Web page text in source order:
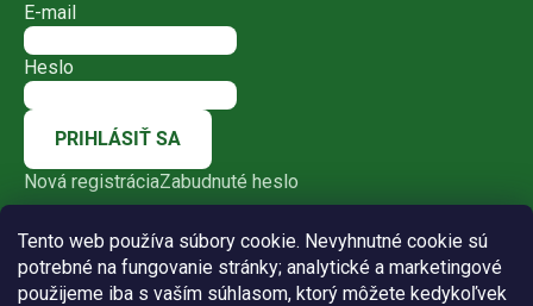
Tento web používa súbory cookie. Nevyhnutné cookie sú
potrebné na fungovanie stránky; analytické a marketingové
použijeme iba s vaším súhlasom, ktorý môžete kedykoľvek
E-mail
Heslo
PRIHLÁSIŤ SA
Nová registráciaZabudnuté heslo